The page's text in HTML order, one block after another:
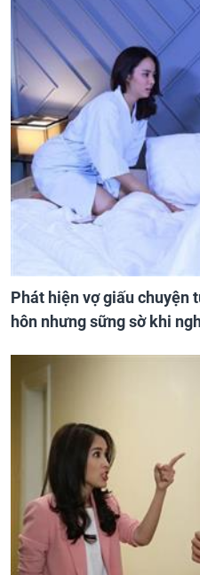
Phát hiện vợ giấu chuyện
hôn nhưng sững sờ khi